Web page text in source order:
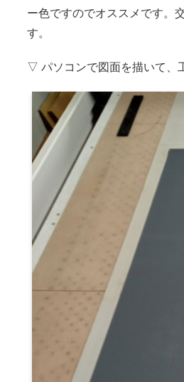
ー色ですのでオススメです。
す。
▽ パソコンで図面を描いて、